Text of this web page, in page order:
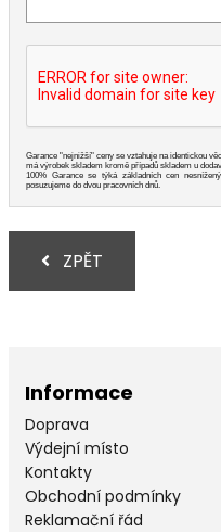
Garance "nejnižší" ceny se vztahuje na identickou
má výrobek skladem kromě případů skladem u
100% Garance se týká základních cen
posuzujeme do dvou pracovních dnů.
ZPĚT
Informace
Doprava
Výdejní místo
Kontakty
Obchodní podmínky
Reklamační řád